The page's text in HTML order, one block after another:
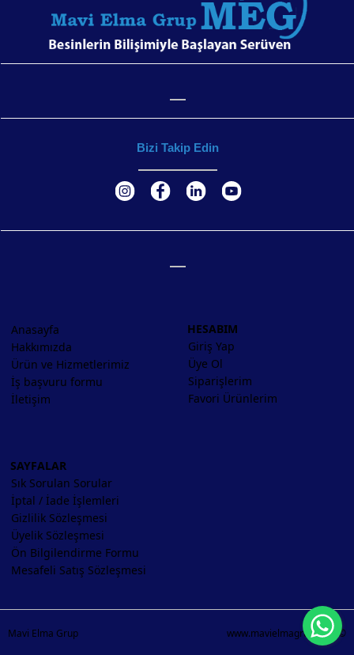
Bizi Takip Edin
Anasayfa
Hakkımızda
Ürün ve Hizmetlerimiz
İş başvuru formu
İletişim
HESABIM
Giriş Yap
Üye Ol
Siparişlerim
Favori Ürünlerim
SAYFALAR
Sık Sorulan Sorular
İptal / İade İşlemleri
Gizlilik Sözleşmesi
Üyelik Sözleşmesi
Ön Bilgilendirme Formu
Mesafeli Satış Sözleşmesi
Mavi Elma Grup www.mavielmagrup.com ©